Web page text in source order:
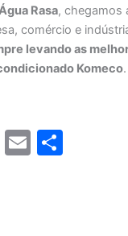
Rasa, chegamos
comércio e
levando as
Komeco.
W E